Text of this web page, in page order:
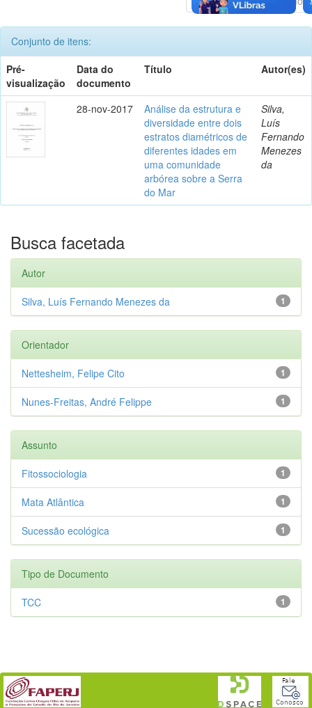
Conjunto de itens:
Pré-
visualização
Data do
documento
Título Autor(es)
28-nov-2017
Análise da estrutura e
diversidade entre dois
estratos diamétricos de
diferentes idades em
uma comunidade
arbórea sobre a Serra
do Mar
Silva,
Luís
Fernando
Menezes
da
Busca facetada
Autor
1
Silva, Luís Fernando Menezes da
Orientador
1
Nettesheim, Felipe Cito
1
Nunes-Freitas, André Felippe
Assunto
1
Fitossociologia
1
Mata Atlântica
1
Sucessão ecológica
Tipo de Documento
1
TCC